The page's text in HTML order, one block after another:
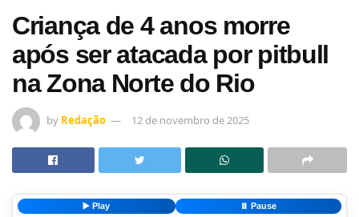
Criança de 4 anos morre
após ser atacada por pitbull
na Zona Norte do Rio
by Redação 12 de novembro de 2025
▶️ Play ⏸️ Pause